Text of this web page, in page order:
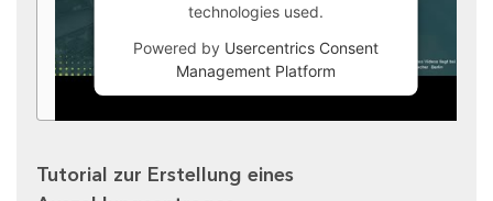
technologies used.
Powered by Usercentrics Consent
Management Platform
Tutorial zur Erstellung eines